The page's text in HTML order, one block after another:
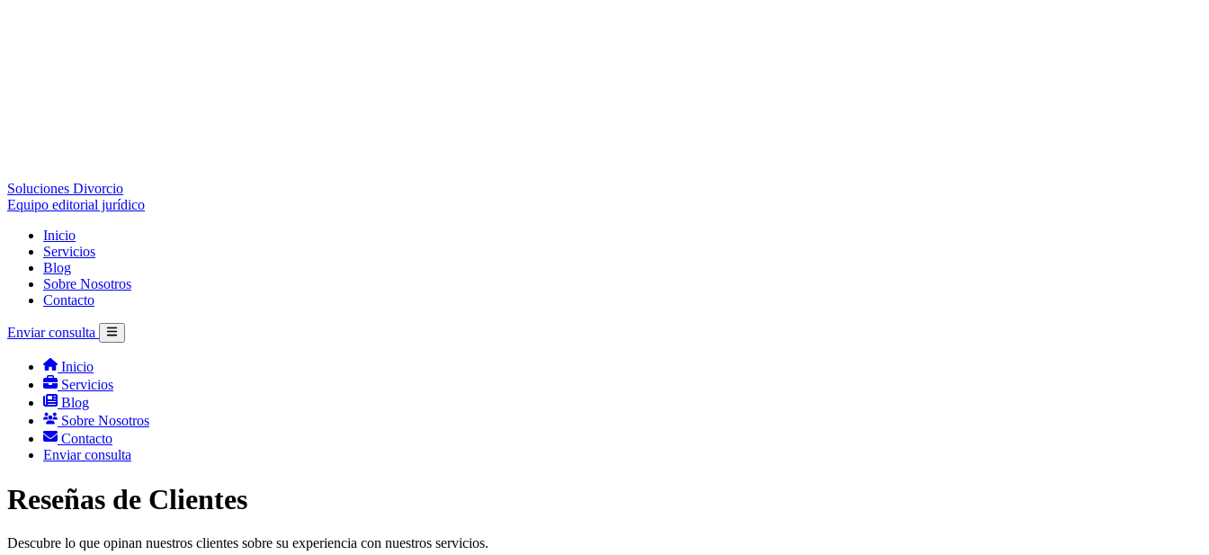
Soluciones Divorcio
Equipo editorial jurídico
Inicio
Servicios
Blog
Sobre Nosotros
Contacto
Enviar consulta
Inicio
Servicios
Blog
Sobre Nosotros
Contacto
Enviar consulta
Reseñas de Clientes
Descubre lo que opinan nuestros clientes sobre su experiencia con nuestros servicios.